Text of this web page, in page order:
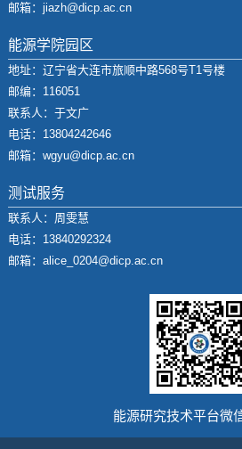
邮箱：jiazh@dicp.ac.cn
能源学院园区
地址：辽宁省大连市旅顺中路568号T1号楼
邮编：116051
联系人：于文广
电话：13804242646
邮箱：wgyu@dicp.ac.cn
测试服务
联系人：周雯慧
电话：13840292324
邮箱：alice_0204@dicp.ac.cn
能源研究技术平台微